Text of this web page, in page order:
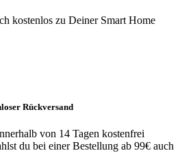
kostenlos zu Deiner Smart Home
Rückversand
von 14 Tagen kostenfrei
du bei einer Bestellung ab 99€ auch